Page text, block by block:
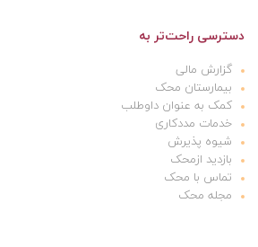
دسترسی راحت‌تر به
گزارش مالی
بیمارستان محک
کمک به عنوان داوطلب
خدمات مددکاری
شیوه پذیرش
بازدید ازمحک
تماس با محک
مجله محک